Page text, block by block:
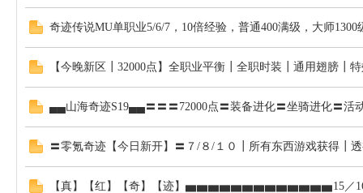
奇迹传说MU单职业5/6/7，10倍经验，普通400满级，大师
【今晚新区┃32000点】全职业平衡┃全职时装┃通用翅膀┃
▄▄山海奇迹S19▄▄〓〓〓72000点〓装备进化〓坐骑进化〓活
〓零氪奇迹【今日新开】〓７/８/１０┃所有东西游戏获得┃
【真】【红】【奇】【迹】▅▅▅▅▅▅▅▅▅▅▅▅▅15